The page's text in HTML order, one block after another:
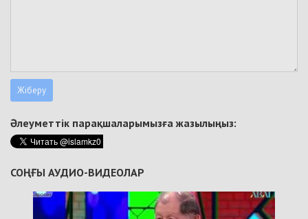
Әлеуметтік парақшаларымызға жазылыңыз:
СОҢҒЫ АУДИО-ВИДЕОЛАР